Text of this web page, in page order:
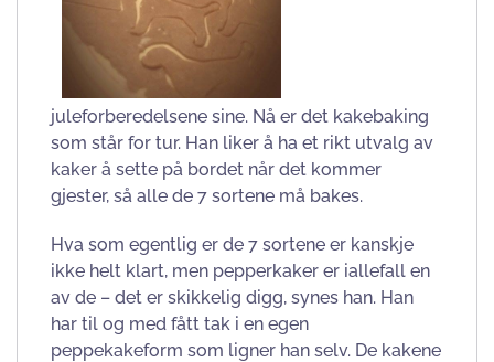
juleforberedelsene sine. Nå er det kakebaking
som står for tur. Han liker å ha et rikt utvalg av
kaker å sette på bordet når det kommer
gjester, så alle de 7 sortene må bakes.
Hva som egentlig er de 7 sortene er kanskje
ikke helt klart, men pepperkaker er iallefall en
av de – det er skikkelig digg, synes han. Han
har til og med fått tak i en egen
peppekakeform som ligner han selv. De kakene